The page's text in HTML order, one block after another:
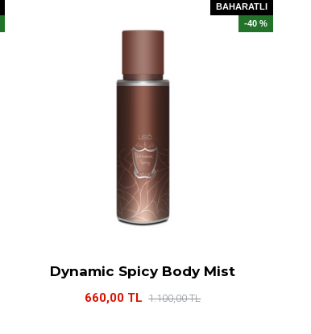
BAHARATLI
-40 %
Dynamic Spicy Body Mist
660,00 TL 1.100,00 TL